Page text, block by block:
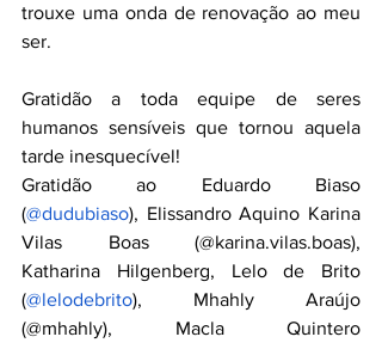
trouxe uma onda de renovação ao meu
ser.
Gratidão a toda equipe de seres
humanos sensíveis que tornou aquela
tarde inesquecível!
Gratidão ao Eduardo Biaso
(@dudubiaso), Elissandro Aquino Karina
Vilas Boas (@karina.vilas.boas),
Katharina Hilgenberg, Lelo de Brito
(@lelodebrito), Mhahly Araújo
(@mhahly), Macla Quintero